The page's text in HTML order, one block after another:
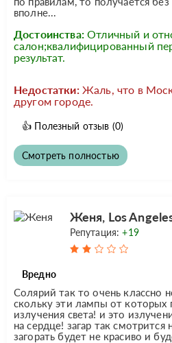
вполне...
Достоинства: Отличный и
салон;квалифицированный
результат.
Недостатки: Жаль, что в
другом городе.
👍 Полезный отзыв (0)
Смотреть полностью
Женя, Los
Репутация:+19
Вредно
Солярий так то очень классно
скольку эти лампы от которых
излучения света! и это
на сердце! загар так
загорать будет не красиво и